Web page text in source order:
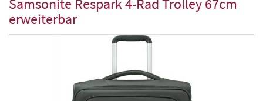
Samsonite Respark 4-Rad Trolley 67cm
erweiterbar